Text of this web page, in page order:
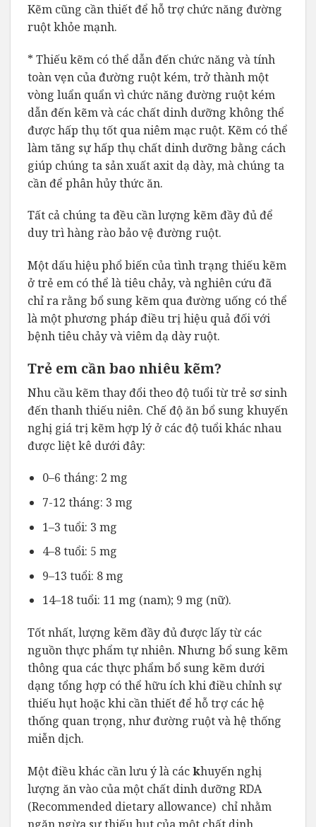
Kẽm cũng cần thiết để hỗ trợ chức năng đường
ruột khỏe mạnh.
* Thiếu kẽm có thể dẫn đến chức năng và tính
toàn vẹn của đường ruột kém, trở thành một
vòng luẩn quẩn vì chức năng đường ruột kém
dẫn đến kẽm và các chất dinh dưỡng không thể
được hấp thụ tốt qua niêm mạc ruột. Kẽm có thể
làm tăng sự hấp thụ chất dinh dưỡng bằng cách
giúp chúng ta sản xuất axit dạ dày, mà chúng ta
cần để phân hủy thức ăn.
Tất cả chúng ta đều cần lượng kẽm đầy đủ để
duy trì hàng rào bảo vệ đường ruột.
Một dấu hiệu phổ biến của tình trạng thiếu kẽm
ở trẻ em có thể là tiêu chảy, và nghiên cứu đã
chỉ ra rằng bổ sung kẽm qua đường uống có thể
là một phương pháp điều trị hiệu quả đối với
bệnh tiêu chảy và viêm dạ dày ruột.
Trẻ em cần bao nhiêu kẽm?
Nhu cầu kẽm thay đổi theo độ tuổi từ trẻ sơ sinh
đến thanh thiếu niên. Chế độ ăn bổ sung khuyến
nghị giá trị kẽm hợp lý ở các độ tuổi khác nhau
được liệt kê dưới đây:
0–6 tháng: 2 mg
7-12 tháng: 3 mg
1–3 tuổi: 3 mg
4–8 tuổi: 5 mg
9–13 tuổi: 8 mg
14–18 tuổi: 11 mg (nam); 9 mg (nữ).
Tốt nhất, lượng kẽm đầy đủ được lấy từ các
nguồn thực phẩm tự nhiên. Nhưng bổ sung kẽm
thông qua các thực phẩm bổ sung kẽm dưới
dạng tổng hợp có thể hữu ích khi điều chỉnh sự
thiếu hụt hoặc khi cần thiết để hỗ trợ các hệ
thống quan trọng, như đường ruột và hệ thống
miễn dịch.
Một điều khác cần lưu ý là cáckhuyến nghị
lượng ăn vào của một chất dinh dưỡng RDA
(Recommended dietary allowance) chỉ nhằm